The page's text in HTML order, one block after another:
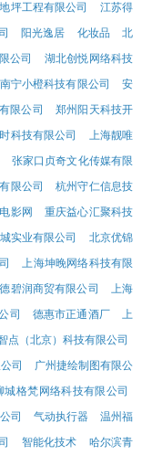
坪工程有限公司
江苏得
阳光逸居 化妆品
北
公司
湖北创悦网络科技
南宁小橙科技有限公司
安
限公司
郑州阳天科技开
科技有限公司
上海靓唯
张家口贞奇文化传媒有限
限公司
杭州守仁信息技
影网
重庆益心汇聚科技
实业有限公司
北京优锦
上海坤晚网络科技有限
碧润商贸有限公司
上海
司 德惠市正通酒厂
上
点（北京）科技有限公司
司
广州捷绘制图有限公
城格梵网络科技有限公司
司 气动执行器
温州福
智能化技术 哈尔滨青